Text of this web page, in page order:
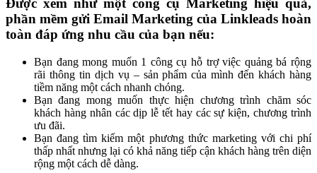
Được xem như một công cụ Marketing hiệu quả,
phần mềm gửi Email Marketing của Linkleads hoàn
toàn đáp ứng nhu cầu của bạn nếu:
Bạn đang mong muốn 1 công cụ hỗ trợ việc quảng bá rộng
rãi thông tin dịch vụ – sản phẩm của mình đến khách hàng
tiềm năng một cách nhanh chóng.
Bạn đang mong muốn thực hiện chương trình chăm sóc
khách hàng nhân các dịp lễ tết hay các sự kiện, chương trình
ưu đãi.
Bạn đang tìm kiếm một phương thức marketing với chi phí
thấp nhất nhưng lại có khả năng tiếp cận khách hàng trên diện
rộng một cách dễ dàng.